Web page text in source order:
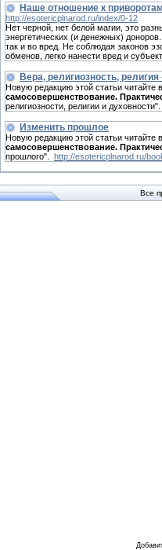
Наше отношение к
http://esotericplnarod.ru/index/0-12
Нет черной, нет белой магии, это
энергетических (и денежных)
так и во вред. Не соблюдая законов
обменов, легко нанести вред и
Вера, религиозность,
Новую редакцию этой статьи читайте
самосовершенствование.
религиозности, религии и
Изменить прошлое
Новую редакцию этой статьи читайте
самосовершенствование.
прошлого". http://esotericplnarod.ru/
Все